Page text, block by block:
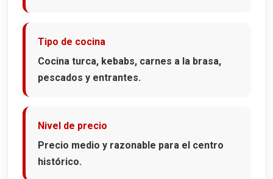
Tipo de cocina
Cocina turca, kebabs, carnes a la brasa,
pescados y entrantes.
Nivel de precio
Precio medio y razonable para el centro
histórico.